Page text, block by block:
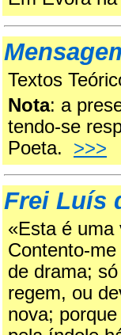
Textos
Nota: a
tendo-se
Poeta.
>>>
Frei Luís
«Esta é uma
Contento-
de drama;
regem, ou
nova;